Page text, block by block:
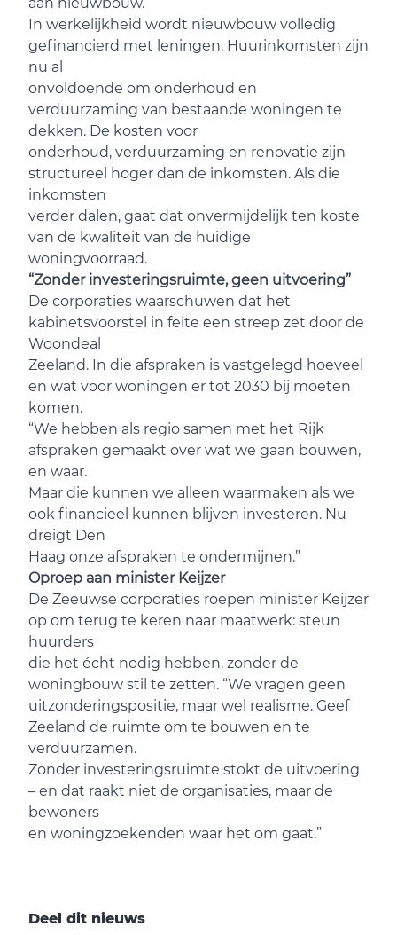
In werkelijkheid wordt nieuwbouw volledig
gefinancierd met leningen. Huurinkomsten zijn
nu al
onvoldoende om onderhoud en
verduurzaming van bestaande woningen te
dekken. De kosten voor
onderhoud, verduurzaming en renovatie zijn
structureel hoger dan de inkomsten. Als die
inkomsten
verder dalen, gaat dat onvermijdelijk ten koste
van de kwaliteit van de huidige
woningvoorraad.
“Zonder investeringsruimte, geen uitvoering”
De corporaties waarschuwen dat het
kabinetsvoorstel in feite een streep zet door de
Woondeal
Zeeland. In die afspraken is vastgelegd hoeveel
en wat voor woningen er tot 2030 bij moeten
komen.
“We hebben als regio samen met het Rijk
afspraken gemaakt over wat we gaan bouwen,
en waar.
Maar die kunnen we alleen waarmaken als we
ook financieel kunnen blijven investeren. Nu
dreigt Den
Haag onze afspraken te ondermijnen.”
Oproep aan minister Keijzer
De Zeeuwse corporaties roepen minister Keijzer
op om terug te keren naar maatwerk: steun
huurders
die het écht nodig hebben, zonder de
woningbouw stil te zetten. “We vragen geen
uitzonderingspositie, maar wel realisme. Geef
Zeeland de ruimte om te bouwen en te
verduurzamen.
Zonder investeringsruimte stokt de uitvoering
– en dat raakt niet de organisaties, maar de
bewoners
en woningzoekenden waar het om gaat.”
Deel dit nieuws